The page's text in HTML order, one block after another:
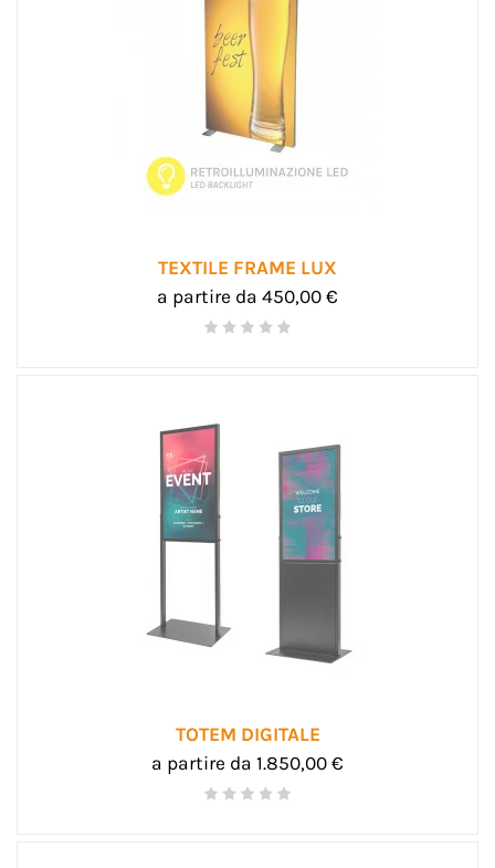
TEXTILE FRAME LUX
a partire da 450,00 €
TOTEM DIGITALE
a partire da 1.850,00 €